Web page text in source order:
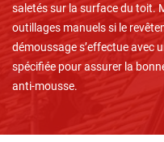
saletés sur la surface du toit.
outillages manuels si le
démoussage s’effectue avec
spécifiée pour assurer la
anti-mousse.